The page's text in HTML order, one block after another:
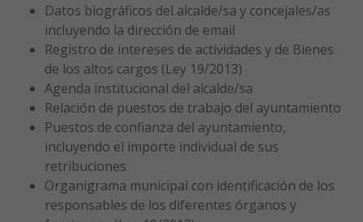
Datos biográficos del alcalde/sa y concejales/as
incluyendo la dirección de email
Registro de intereses de actividades y de Bienes
de los altos cargos (Ley 19/2013)
Agenda institucional del alcalde/sa
Relación de puestos de trabajo del ayuntamiento
Puestos de confianza del ayuntamiento,
incluyendo el importe individual de sus
retribuciones
Organigrama municipal con identificación de los
responsables de los diferentes órganos y